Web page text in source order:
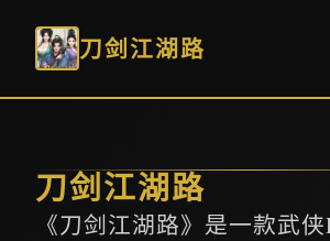
刀剑江湖路
刀剑江湖路
《刀剑江湖路》是一款武